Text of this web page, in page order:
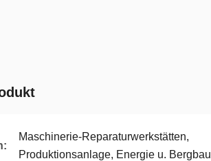
Maschinerie-Reparaturwerkstätten,
Produktionsanlage, Energie u. Bergbau